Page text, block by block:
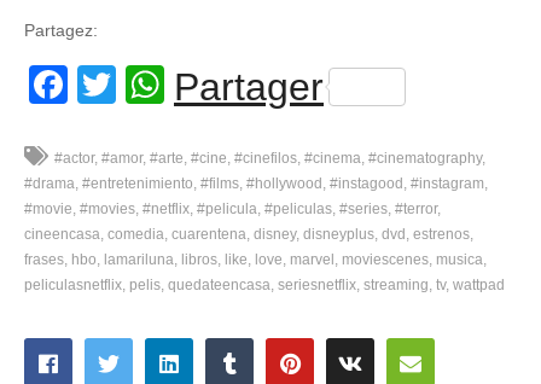
Partagez:
Facebook
TwitterWhatsApp
Partager
#actor #amor #arte #cine #cinefilos #cinema #cinematography
#drama #entretenimiento #films #hollywood #instagood #instagram
#movie #movies #netflix #pelicula #peliculas #series #terror
cineencasa comedia cuarentena disney disneyplus dvd estrenos
frases hbo lamariluna libros like love marvel moviescenes musica
peliculasnetflix pelis quedateencasa seriesnetflix streaming tv wattpad